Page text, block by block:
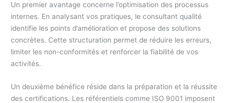
Un premier avantage concerne l’optimisation des processus
internes. En analysant vos pratiques, le consultant qualité
identifie les points d’amélioration et propose des solutions
concrètes. Cette structuration permet de réduire les erreurs,
limiter les non-conformités et renforcer la fiabilité de vos
activités.
Un deuxième bénéfice réside dans la préparation et la réussite
des certifications. Les référentiels comme ISO 9001 imposent